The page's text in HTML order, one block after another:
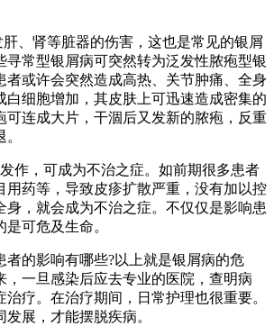
肾等脏器的伤害，这也是常见的银屑
寻常型银屑病可突然转为泛发性脓疱型银
者或许会突然造成高热、关节肿痛、全身
白细胞增加，其皮肤上可迅速造成密集的
可连成大片，干涸后又发新的脓疱，反重
，可成为不治之症。如前期很多患者
用药等，导致皮疹扩散严重，没有加以控
身，就会成为不治之症。不仅仅是影响患
可危及生命。
的影响有哪些?以上就是银屑病的危
，一旦感染后应去专业的医院，查明病
疗。在治疗期间，日常护理也很重要。
展，才能摆脱疾病。